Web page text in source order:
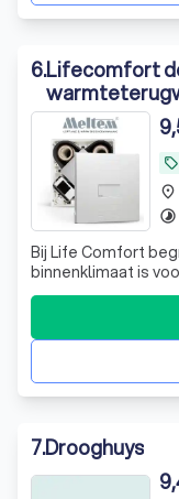
6.Lifecomfort decentrale ventilatie met
local_offer
Bij Life Comfort
binnenklimaat is
Wij zijn
voor
door middel van
ventilatie-units. Als
place
timelapse
7.Drooghuys